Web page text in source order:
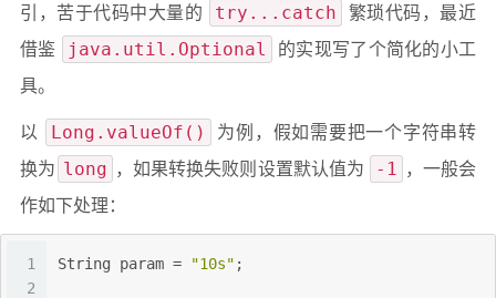
引，苦于代码中大量的
try...catch
繁琐代码，最近
借鉴
java.util.Optional
的实现写了个简化的小工
具。
以 Long.valueOf()
为例，假如需要把一个字符串转
换为 long ，如果转换失败则设置默认值为 -1 ，一般会
作如下处理：
1
2
String param = "10s" ;